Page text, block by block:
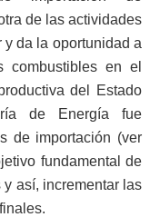
de las actividades
da la oportunidad a
combustibles en el
del Estado
de Energía fue
de importación (ver
fundamental de
así, incrementar las